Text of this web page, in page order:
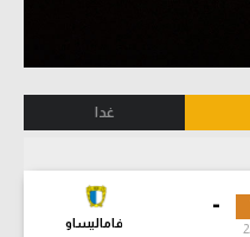
غدا
-
فاماليساو